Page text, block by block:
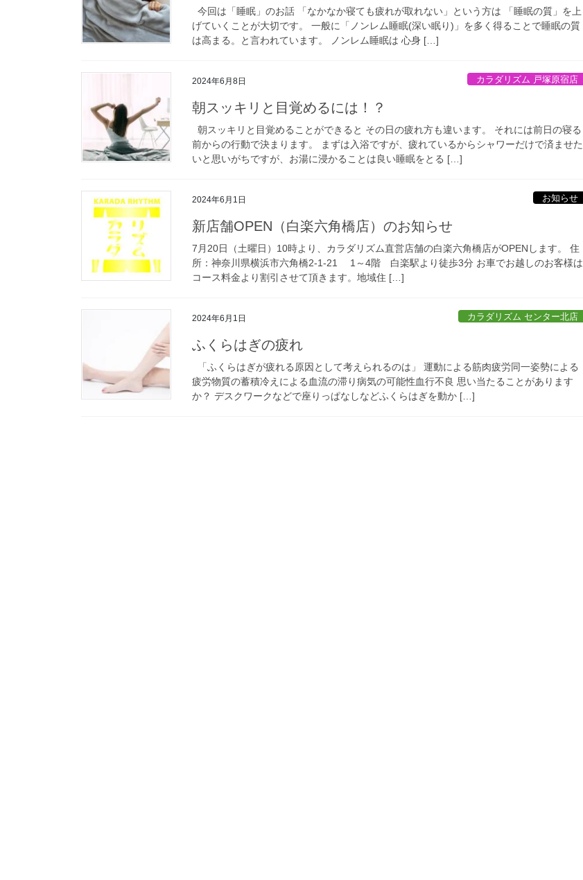
今回は「睡眠」のお話 「なかなか寝ても疲れが取れない」という方は 「睡眠の質」を上
げていくことが大切です。 一般に「ノンレム睡眠(深い眠り)」を多く得ることで睡眠の質
は高まる。と言われています。 ノンレム睡眠は 心身 […]
2024年6月8日 カラダリズム 戸塚原宿店
朝スッキリと目覚めるには！？
朝スッキリと目覚めることができると その日の疲れ方も違います。 それには前日の寝る
前からの行動で決まります。 まずは入浴ですが、疲れているからシャワーだけで済ませた
いと思いがちですが、お湯に浸かることは良い睡眠をとる […]
2024年6月1日 お知らせ
新店舗OPEN（白楽六角橋店）のお知らせ
7月20日（土曜日）10時より、カラダリズム直営店舗の白楽六角橋店がOPENします。 住
所：神奈川県横浜市六角橋2-1-21 1～4階 白楽駅より徒歩3分 お車でお越しのお客様は
コース料金より割引させて頂きます。地域住 […]
2024年6月1日 カラダリズム センター北店
ふくらはぎの疲れ
「ふくらはぎが疲れる原因として考えられるのは」 運動による筋肉疲労同一姿勢による
疲労物質の蓄積冷えによる血流の滞り病気の可能性血行不良 思い当たることがあります
か？ デスクワークなどで座りっぱなしなどふくらはぎを動か […]